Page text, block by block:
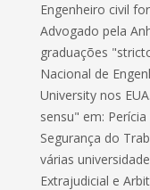
Engenheiro civil
Advogado pela
graduações
Nacional de
University nos
sensu" em:
Segurança do
várias
Extrajudicial e